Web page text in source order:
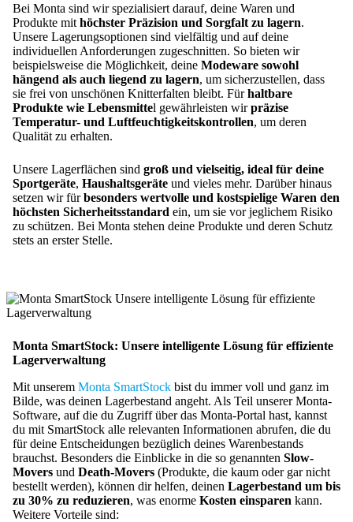
Bei Monta sind wir spezialisiert darauf, deine Waren und
Produkte mit höchster Präzision und Sorgfalt zu lagern.
Unsere Lagerungsoptionen sind vielfältig und auf deine
individuellen Anforderungen zugeschnitten. So bieten wir
beispielsweise die Möglichkeit, deine Modeware sowohl
hängend als auch liegend zu lagern, um sicherzustellen, dass
sie frei von unschönen Knitterfalten bleibt. Fürhaltbare
Produkte wie Lebensmittel gewährleisten wirpräzise
Temperatur- und Luftfeuchtigkeitskontrollen, um deren
Qualität zu erhalten.
Unsere Lagerflächen sind groß und vielseitig, ideal für deine
Sportgeräte, Haushaltsgeräte und vieles mehr. Darüber hinaus
setzen wir fürbesonders wertvolle und kostspielige Waren den
höchsten Sicherheitsstandard ein, um sie vor jeglichem Risiko
zu schützen. Bei Monta stehen deine Produkte und deren Schutz
stets an erster Stelle.
Monta SmartStock: Unsere intelligente Lösung für effiziente
Lagerverwaltung
Mit unserem Monta SmartStock bist du immer voll und ganz im
Bilde, was deinen Lagerbestand angeht. Als Teil unserer Monta-
Software, auf die du Zugriff über das Monta-Portal hast, kannst
du mit SmartStock alle relevanten Informationen abrufen, die du
für deine Entscheidungen bezüglich deines Warenbestands
brauchst. Besonders die Einblicke in die so genannten Slow-
Movers und Death-Movers (Produkte, die kaum oder gar nicht
bestellt werden), können dir helfen, deinen Lagerbestand um bis
zu 30% zu reduzieren, was enorme Kosten einsparen kann.
Weitere Vorteile sind: